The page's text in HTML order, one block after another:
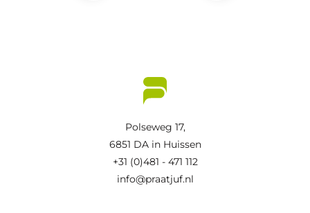
Polseweg 17,
6851 DA in Huissen
+31 (0)481 - 471 112
info@praatjuf.nl